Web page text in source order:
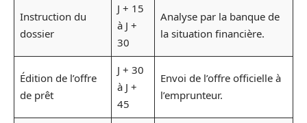
Instruction du
dossier
J + 15
à J +
30
Analyse par la banque de
la situation financière.
Édition de l’offre
de prêt
J + 30
à J +
45
Envoi de l’offre officielle à
l’emprunteur.